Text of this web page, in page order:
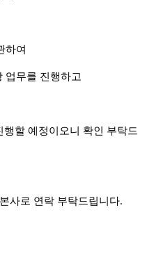
하여
업무를 진행하고
할 예정이오니 확인 부탁드
사로 연락 부탁드립니다.